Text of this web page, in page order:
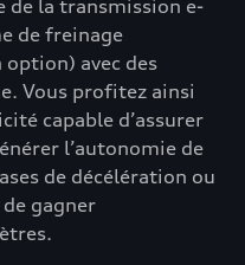
de la transmission e-
de freinage
avec des
Vous profitez ainsi
capable d’assurer
l’autonomie de
de décélération ou
gagner